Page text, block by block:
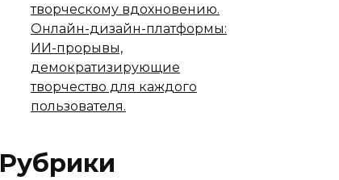
творческому вдохновению.
Онлайн-дизайн-платформы:
ИИ-прорывы,
демократизирующие
творчество для каждого
пользователя.
Рубрики